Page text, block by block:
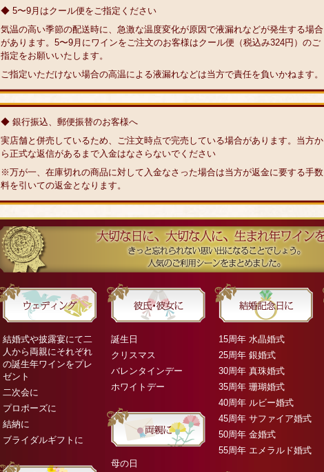
◆ 5〜9月はクール便をご指定ください
気温の高い季節の配送時に、急激な温度変化が原因で液漏れなどが発生する場合
があります。5〜9月にワインをご注文のお客様はクール便（税込み324円）のご
指定をお願いいたします。
ご指定いただけない場合の高温による液漏れなどは当方で責任を負いかねます。
◆ 銀行振込、郵便振替のお客様へ
実店舗と併売しているため、ご注文時点で完売している場合があります。当方か
ら正式な返信があるまで入金はなさらないでください
※万が一、在庫切れの商品に対して入金なさった場合は当方が返金に要する手数
料を引いての返金となります。
結婚式や披露宴にて二
人から両親にそれぞれ
の誕生年ワインをプレ
ゼント
二次会に
プロポーズに
結納に
ブライダルギフトに
誕生日
クリスマス
バレンタインデー
ホワイトデー
母の日
15周年 水晶婚式
25周年 銀婚式
30周年 真珠婚式
35周年 珊瑚婚式
40周年 ルビー婚式
45周年 サファイア婚式
50周年 金婚式
55周年 エメラルド婚式